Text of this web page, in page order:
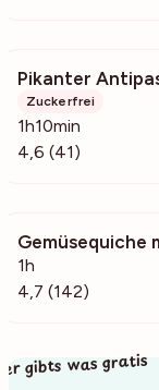
Pikanter
Zuckerfrei
1h10min
4,6 (41)
Gemüsequiche
1h
4,7 (142)
gibts was gratis